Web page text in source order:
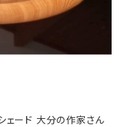
ェード 大分の作家さん